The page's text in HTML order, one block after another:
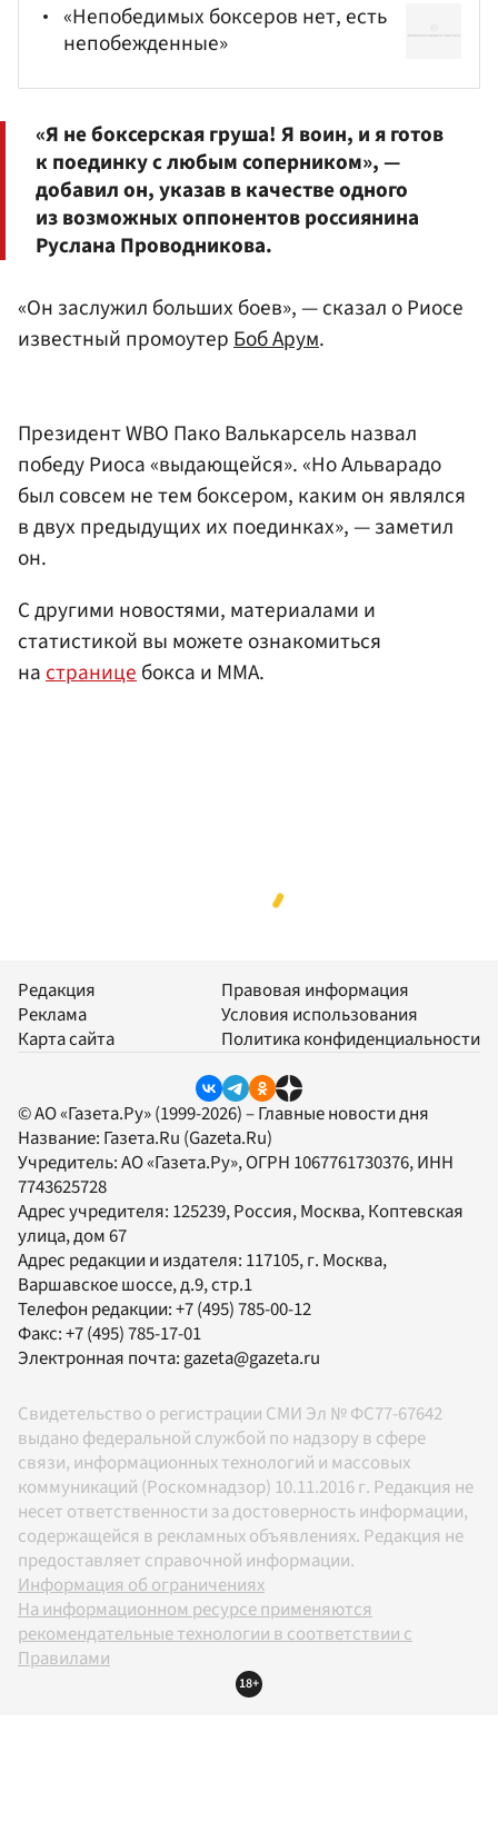
«Непобедимых боксеров нет, есть
непобежденные»
«Я не боксерская груша! Я воин, и я готов
к поединку с любым соперником», —
добавил он, указав в качестве одного
из возможных оппонентов россиянина
Руслана Проводникова.
«Он заслужил больших боев», — сказал о Риосе
известный промоутер Боб Арум.
Президент WBO Пако Валькарсель назвал
победу Риоса «выдающейся». «Но Альварадо
был совсем не тем боксером, каким он являлся
в двух предыдущих их поединках», — заметил
он.
С другими новостями, материалами и
статистикой вы можете ознакомиться
настраницебокса и ММА.
Редакция
Реклама
Карта сайта
Правовая информация
Условия использования
Политика конфиденциальности
© АО «Газета.Ру» (1999-2026) – Главные новости дня
Название: Газета.Ru (Gazeta.Ru)
Учредитель:АО «Газета.Ру», ОГРН 1067761730376, ИНН
7743625728
Адрес учредителя: 125239, Россия, Москва, Коптевская
улица, дом 67
Адрес редакции и издателя: 117105, г. Москва,
Варшавское шоссе, д.9, стр.1
Телефон редакции:+7 (495) 785-00-12
Факс:+7 (495) 785-17-01
Электронная почта: gazeta@gazeta.ru
Свидетельство о регистрации СМИ Эл № ФС77-67642
выдано федеральной службой по надзору в сфере
связи, информационных технологий и массовых
коммуникаций (Роскомнадзор) 10.11.2016 г. Редакция не
несет ответственности за достоверность информации,
содержащейся в рекламных объявлениях. Редакция не
предоставляет справочной информации.
Информация об ограничениях
На информационном ресурсе применяются
рекомендательные технологии в соответствии с
Правилами
18+